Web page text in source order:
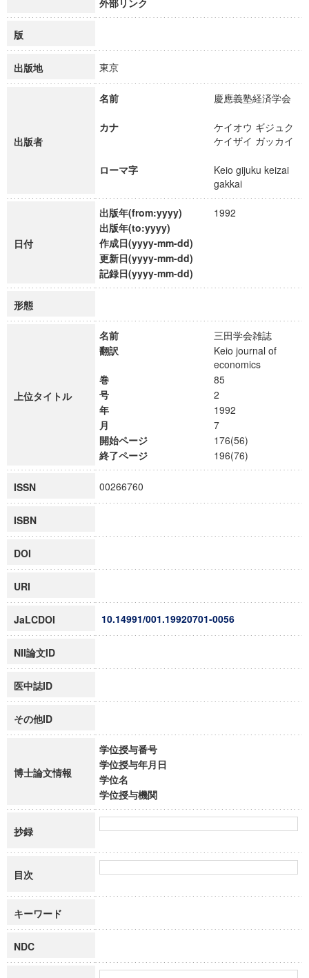
外部リンク
版
出版地 東京
出版者
名前 慶應義塾経済学会
カナ
ケイオウ ギジュク
ケイザイ ガッカイ
ローマ字
Keio gijuku keizai
gakkai
日付
出版年(from:yyyy)
1992
出版年(to:yyyy)
作成日(yyyy-mm-dd)
更新日(yyyy-mm-dd)
記録日(yyyy-mm-dd)
形態
上位タイトル
名前
三田学会雑誌
翻訳
Keio journal of
economics
巻
85
号
2
年
1992
月
7
開始ページ
176(56)
終了ページ
196(76)
ISSN 00266760
ISBN
DOI
URI
JaLCDOI 10.14991/001.19920701-0056
NII論文ID
医中誌ID
その他ID
博士論文情報
学位授与番号
学位授与年月日
学位名
学位授与機関
抄録
目次
キーワード
NDC